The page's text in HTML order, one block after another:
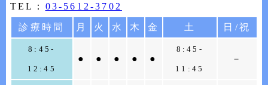
TEL： 03-5612-3702
診療時間 月 火 水 木 金 土 日/祝
8:45-
12:45
● ● ● ● ●
8:45-
11:45
－